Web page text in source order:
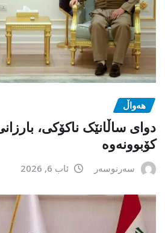
هەواڵ
دوای ساڵانێک ناکۆکی،
کۆبوونەوە
سەرنوسەر ئاب 6, 2026